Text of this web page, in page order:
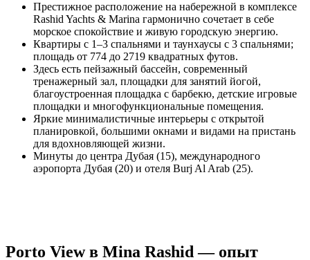
Престижное расположение на набережной в комплексе
Rashid Yachts & Marina гармонично сочетает в себе
морское спокойствие и живую городскую энергию.
Квартиры с 1–3 спальнями и таунхаусы с 3 спальнями;
площадь от 774 до 2719 квадратных футов.
Здесь есть пейзажный бассейн, современный
тренажерный зал, площадки для занятий йогой,
благоустроенная площадка с барбекю, детские игровые
площадки и многофункциональные помещения.
Яркие минималистичные интерьеры с открытой
планировкой, большими окнами и видами на пристань
для вдохновляющей жизни.
Минуты до центра Дубая (15), международного
аэропорта Дубая (20) и отеля Burj Al Arab (25).
Porto View в Mina Rashid — опыт